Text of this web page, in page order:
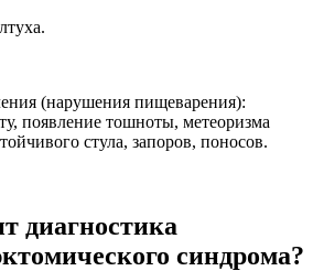
(нарушения пищеварения):
появление тошноты, метеоризма
стула, запоров, поносов.
диагностика
синдрома?